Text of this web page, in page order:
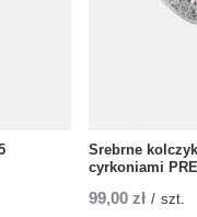
Srebrne
cyrkoniami
99,00 zł / szt.